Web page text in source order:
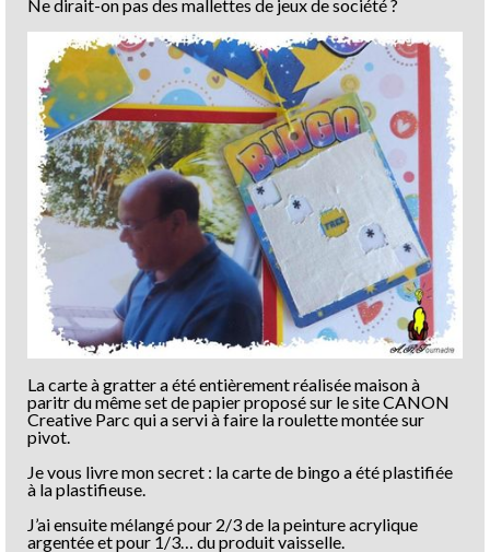
Ne dirait-on pas des mallettes de jeux de société ?
La carte à gratter a été entièrement réalisée maison à
paritr du même set de papier proposé sur le site CANON
Creative Parc qui a servi à faire la roulette montée sur
pivot.
Je vous livre mon secret : la carte de bingo a été plastifiée
à la plastifieuse.
J’ai ensuite mélangé pour 2/3 de la peinture acrylique
argentée et pour 1/3… du produit vaisselle.